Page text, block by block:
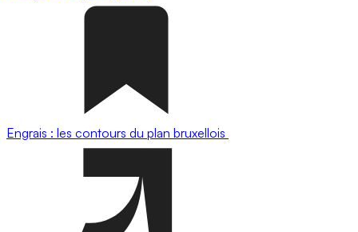
Engrais : les contours du plan bruxellois